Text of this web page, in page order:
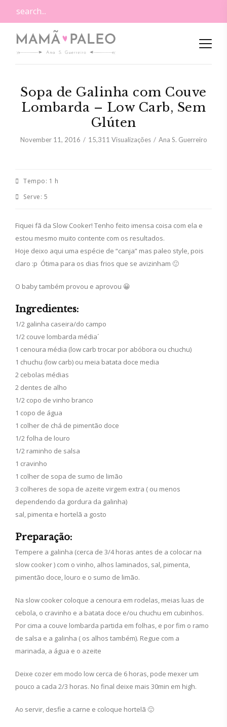
Sopa de Galinha com Couve
Lombarda – Low Carb, Sem
Glúten
November 11, 2016 15,311 Visualizações Ana S. Guerreiro
Tempo: 1 h
Serve: 5
Fiquei fã da Slow Cooker! Tenho feito imensa coisa com ela e
estou mesmo muito contente com os resultados.
Hoje deixo aqui uma espécie de “canja” mas paleo style, pois
claro :p Ótima para os dias frios que se avizinham 🙂
O baby também provou e aprovou 😀
Ingredientes:
1/2 galinha caseira/do campo
1/2 couve lombarda média´
1 cenoura média (low carb trocar por abóbora ou chuchu)
1 chuchu (low carb) ou meia batata doce media
2 cebolas médias
2 dentes de alho
1/2 copo de vinho branco
1 copo de água
1 colher de chá de pimentão doce
1/2 folha de louro
1/2 raminho de salsa
1 cravinho
1 colher de sopa de sumo de limão
3 colheres de sopa de azeite virgem extra ( ou menos
dependendo da gordura da galinha)
sal, pimenta e hortelã a gosto
Preparação:
Tempere a galinha (cerca de 3/4 horas antes de a colocar na
slow cooker ) com o vinho, alhos laminados, sal, pimenta,
pimentão doce, louro e o sumo de limão.
Na slow cooker coloque a cenoura em rodelas, meias luas de
cebola, o cravinho e a batata doce e/ou chuchu em cubinhos.
Por cima a couve lombarda partida em folhas, e por fim o ramo
de salsa e a galinha ( os alhos também). Regue com a
marinada, a água e o azeite
Deixe cozer em modo low cerca de 6 horas, pode mexer um
pouco a cada 2/3 horas. No final deixe mais 30min em high.
Ao servir, desfie a carne e coloque hortelã 🙂